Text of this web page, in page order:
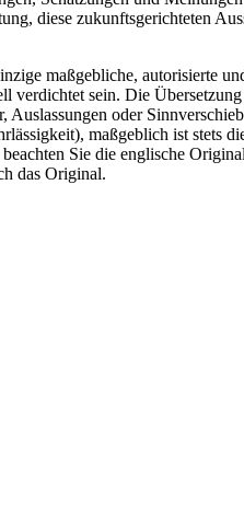
diese zukunftsgerichteten
maßgebliche, autorisierte
verdichtet sein. Die
oder
maßgeblich ist stets
Sie die englische
das Original.